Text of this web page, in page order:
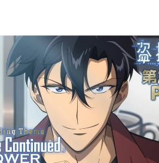
実写化映画一覧
男性声優/女性声優一覧
今
春
夏
FOLLOW US